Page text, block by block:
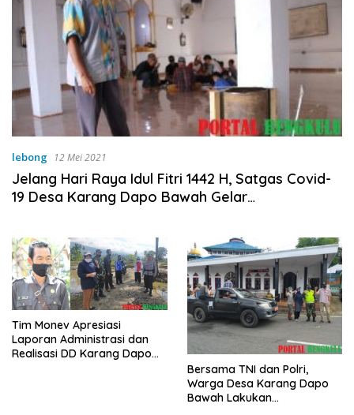
lebong 12 Mei 2021
Jelang Hari Raya Idul Fitri 1442 H, Satgas Covid-
19 Desa Karang Dapo Bawah Gelar
Tim Monev Apresiasi
Laporan Administrasi dan
Realisasi DD Karang Dapo
Bersama TNI dan Polri,
Warga Desa Karang Dapo
Bawah Lakukan